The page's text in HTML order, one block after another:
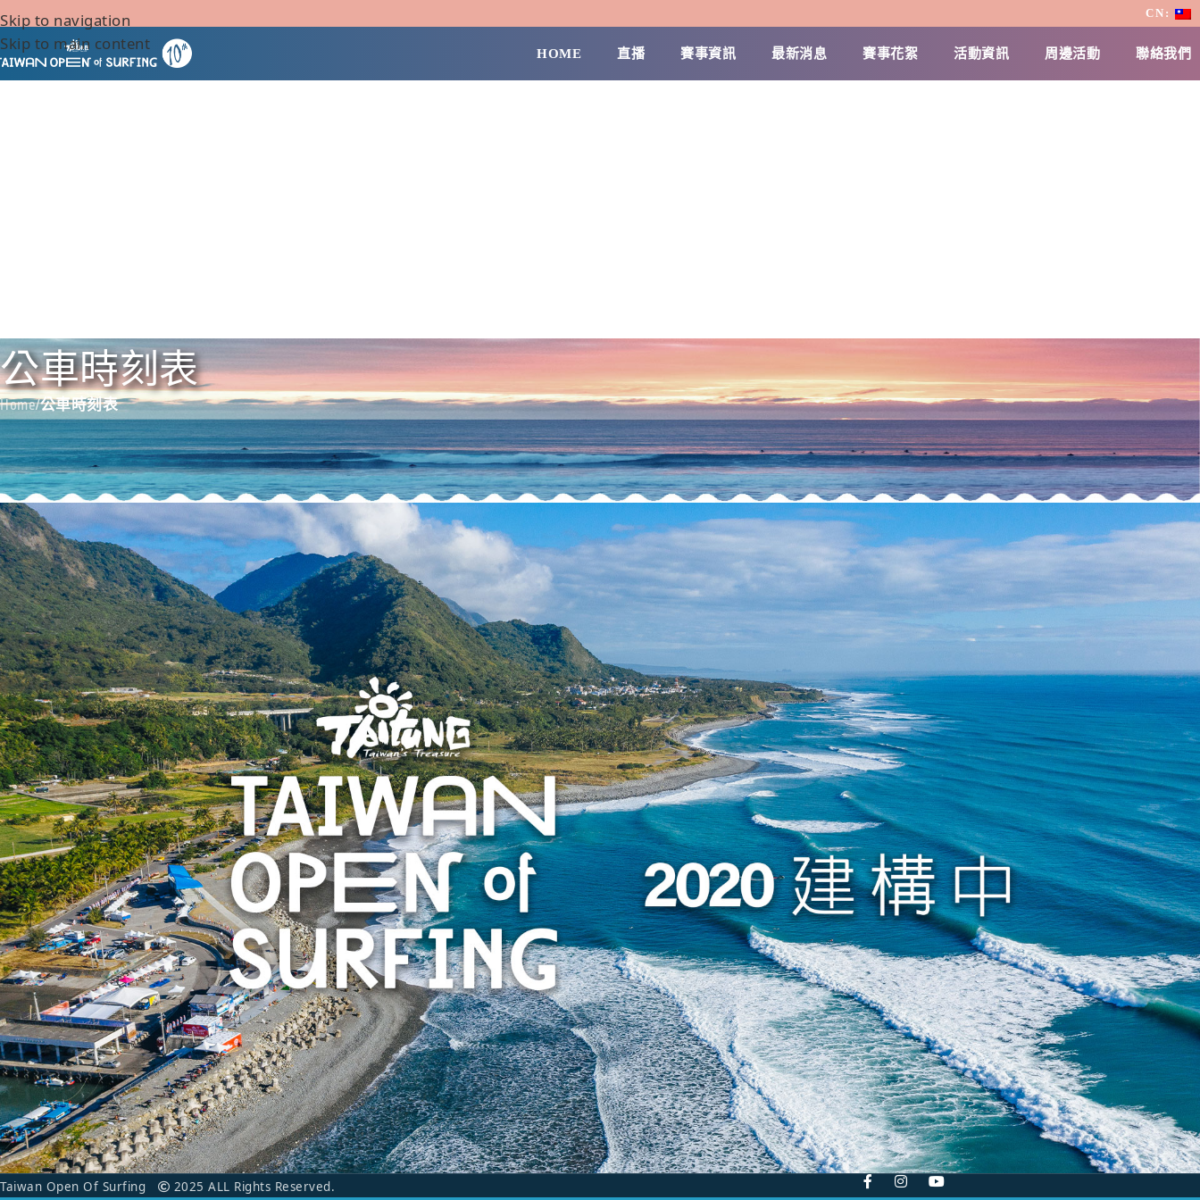
Skip to navigation
Skip to main content
CN:
HOME 直播 賽事資訊 最新消息 賽事花絮 活動資訊 周邊活動 聯絡我們
公車時刻表
Home/公車時刻表
Taiwan Open Of Surfing 2025 ALL Rights Reserved.